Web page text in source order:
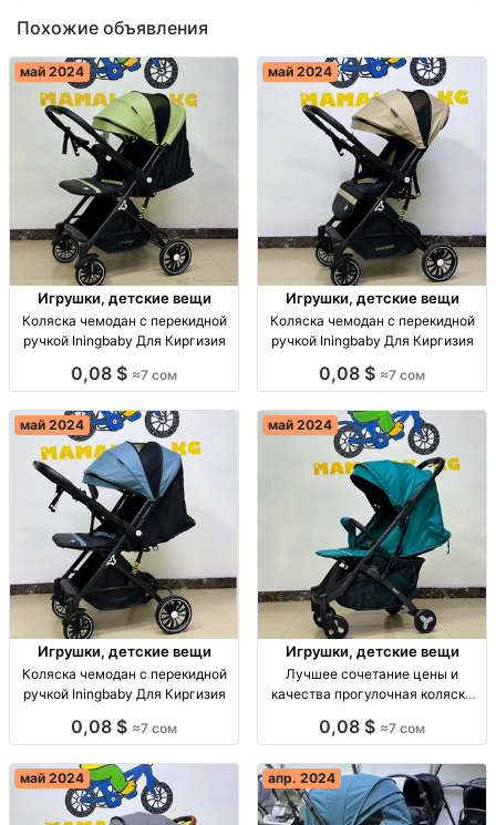
Похожие объявления
май 2024
Игрушки, детские вещи
Коляска чемодан с перекидной
ручкой Iningbaby Для Киргизия
0,08 $ ≈7 сом
май 2024
Игрушки, детские вещи
Коляска чемодан с перекидной
ручкой Iningbaby Для Киргизия
0,08 $ ≈7 сом
май 2024
Игрушки, детские вещи
Коляска чемодан с перекидной
ручкой Iningbaby Для Киргизия
0,08 $ ≈7 сом
май 2024
Игрушки, детские вещи
Лучшее сочетание цены и
качества прогулочная коляска
0,08 $ ≈7 сом
май 2024 апр. 2024